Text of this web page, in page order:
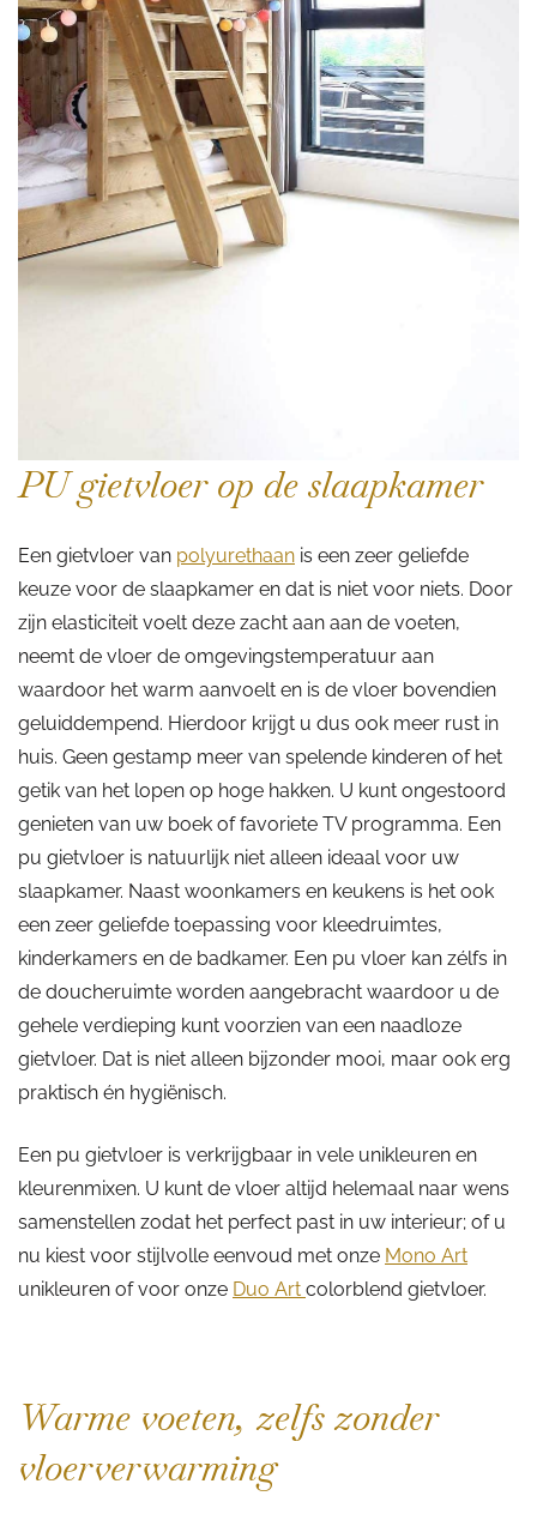
PU gietvloer op de slaapkamer
Een gietvloer van polyurethaan is een zeer geliefde
keuze voor de slaapkamer en dat is niet voor niets. Door
zijn elasticiteit voelt deze zacht aan aan de voeten,
neemt de vloer de omgevingstemperatuur aan
waardoor het warm aanvoelt en is de vloer bovendien
geluiddempend. Hierdoor krijgt u dus ook meer rust in
huis. Geen gestamp meer van spelende kinderen of het
getik van het lopen op hoge hakken. U kunt ongestoord
genieten van uw boek of favoriete TV programma. Een
pu gietvloer is natuurlijk niet alleen ideaal voor uw
slaapkamer. Naast woonkamers en keukens is het ook
een zeer geliefde toepassing voor kleedruimtes,
kinderkamers en de badkamer. Een pu vloer kan zélfs in
de doucheruimte worden aangebracht waardoor u de
gehele verdieping kunt voorzien van een naadloze
gietvloer. Dat is niet alleen bijzonder mooi, maar ook erg
praktisch én hygiënisch.
Een pu gietvloer is verkrijgbaar in vele unikleuren en
kleurenmixen. U kunt de vloer altijd helemaal naar wens
samenstellen zodat het perfect past in uw interieur; of u
nu kiest voor stijlvolle eenvoud met onze Mono Art
unikleuren of voor onze Duo Art colorblend gietvloer.
Warme voeten, zelfs zonder
vloerverwarming